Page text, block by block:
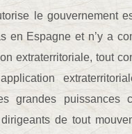
le gouvernement
en Espagne et n’y a
extraterritoriale, tout
grandes puissances
de tout